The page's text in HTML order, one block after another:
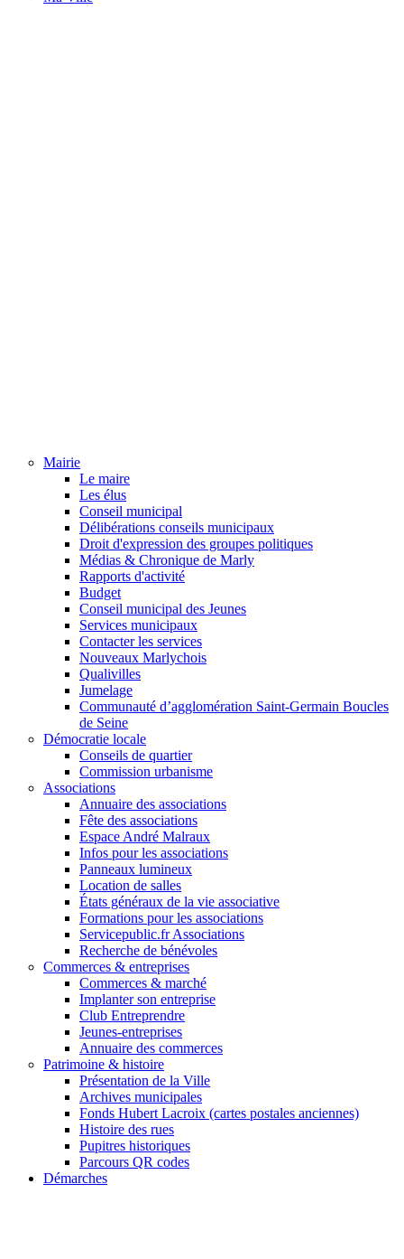
Mairie
Le maire
Les élus
Conseil municipal
Délibérations conseils municipaux
Droit d'expression des groupes politiques
Médias & Chronique de Marly
Rapports d'activité
Budget
Conseil municipal des Jeunes
Services municipaux
Contacter les services
Nouveaux Marlychois
Qualivilles
Jumelage
Communauté d’agglomération Saint-Germain Boucles
de Seine
Démocratie locale
Conseils de quartier
Commission urbanisme
Associations
Annuaire des associations
Fête des associations
Espace André Malraux
Infos pour les associations
Panneaux lumineux
Location de salles
États généraux de la vie associative
Formations pour les associations
Servicepublic.fr Associations
Recherche de bénévoles
Commerces & entreprises
Commerces & marché
Implanter son entreprise
Club Entreprendre
Jeunes-entreprises
Annuaire des commerces
Patrimoine & histoire
Présentation de la Ville
Archives municipales
Fonds Hubert Lacroix (cartes postales anciennes)
Histoire des rues
Pupitres historiques
Parcours QR codes
Démarches